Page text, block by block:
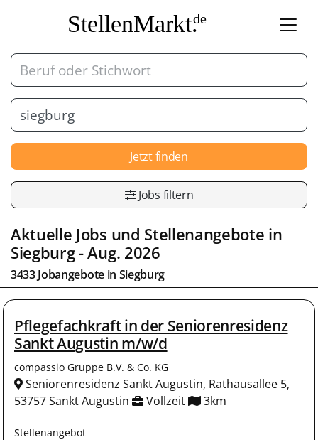
StellenMarkt.de
Jetzt finden
Jobs filtern
Aktuelle Jobs und Stellenangebote in
Siegburg- Aug. 2026
3433 Jobangebote in Siegburg
Pflegefachkraft in der Seniorenresidenz
Sankt Augustin m/w/d
compassio Gruppe B.V. & Co. KG
Seniorenresidenz Sankt Augustin, Rathausallee 5,
53757 Sankt Augustin
Vollzeit 3km
Stellenangebot